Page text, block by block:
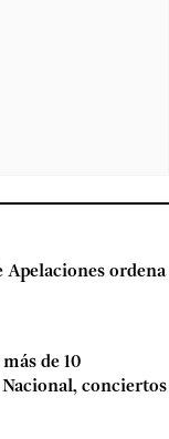
ordena
de 10
conciertos